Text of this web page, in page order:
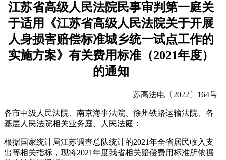
江苏省高级人民法院民事审判第一庭关
于适用
《江苏省高级人民法院关于开展
人身损害赔偿标准城乡统一试点工作的
实施方案》 有关费用标准（2021年度）
的通知
苏高法电〔2022〕164号
各市中级人民法院、南京海事法院、徐州铁路运输法院、各
基层人民法院相关业务庭、人民法庭：
根据国家统计局江苏调查总队统计的2021年全省居民收入支
出等相关指标，现将2021年度我省相关赔偿费用标准所依据